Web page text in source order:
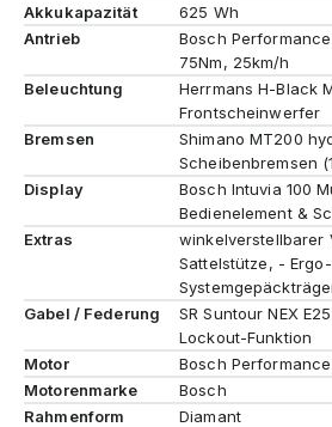
Akkukapazität
625 Wh
Antrieb
Bosch
75Nm, 25km/h
Beleuchtung
Herrmans H-Black
Frontscheinwerfer
Bremsen
Shimano MT200
Scheibenbremsen
Display
Bosch Intuvia 100
Bedienelement &
Extras
winkelverstellbarer
Sattelstütze, -
Gabel / Federung
SR Suntour NEX
Lockout-Funktion
Motor
Bosch
Motorenmarke
Bosch
Rahmenform
Diamant